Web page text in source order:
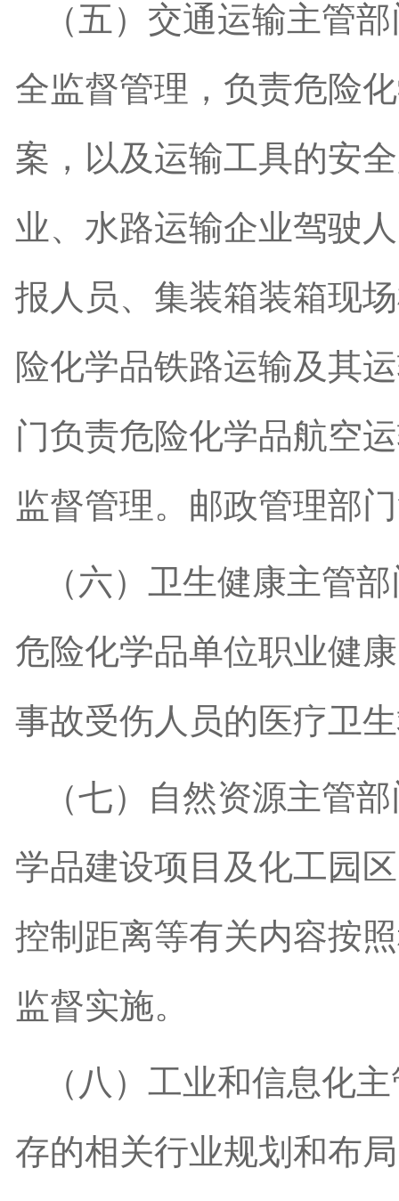
（五）交通运输主管
全监督管理，负责危险
案，以及运输工具的安
业、水路运输企业驾驶
报人员、集装箱装箱现
险化学品铁路运输及其
门负责危险化学品航空
监督管理。邮政管理部
（六）卫生健康主管
危险化学品单位职业健
事故受伤人员的医疗卫
（七）自然资源主管
学品建设项目及化工园
控制距离等有关内容按
监督实施。
（八）工业和信息化
存的相关行业规划和布